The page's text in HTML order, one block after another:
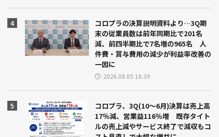
コロプラの決算説明資料より…3Q期
末の従業員数は前年同期比で201名
減、前四半期比で7名増の965名 人
件費・賞与費用の減少が利益率改善の
一因に
2026.08.05 16:39
コロプラ、3Q(10～6月)決算は売上高
17％減、営業益116％増 既存タイト
ルの売上減やサービス終了で減収もコ